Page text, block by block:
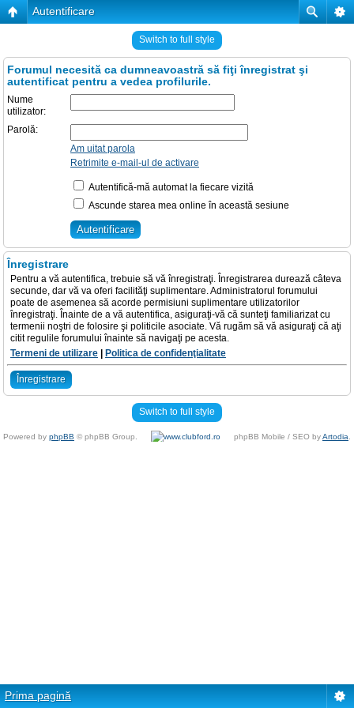
Autentificare
Switch to full style
Forumul necesită ca dumneavoastră să fiţi înregistrat şi
autentificat pentru a vedea profilurile.
Nume
utilizator:
Parolă:
Am uitat parola
Retrimite e-mail-ul de activare
Autentifică-mă automat la fiecare vizită
Ascunde starea mea online în această sesiune
Înregistrare
Pentru a vă autentifica, trebuie să vă înregistraţi. Înregistrarea durează câteva
secunde, dar vă va oferi facilităţi suplimentare. Administratorul forumului
poate de asemenea să acorde permisiuni suplimentare utilizatorilor
înregistraţi. Înainte de a vă autentifica, asiguraţi-vă că sunteţi familiarizat cu
termenii noştri de folosire şi politicile asociate. Vă rugăm să vă asiguraţi că aţi
citit regulile forumului înainte să navigaţi pe acesta.
Termeni de utilizare
Politica de confidenţialitate
Înregistrare
Switch to full style
Powered by phpBB © phpBB Group. phpBB Mobile / SEO byArtodia
Prima pagină